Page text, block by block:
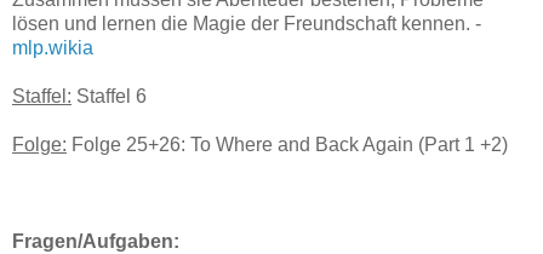
lösen und lernen die Magie der Freundschaft kennen. -
mlp.wikia
Staffel: Staffel 6
Folge: Folge 25+26: To Where and Back Again (Part 1 +2)
Fragen/Aufgaben: